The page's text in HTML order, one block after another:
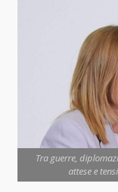
Tra guerre,
attese e